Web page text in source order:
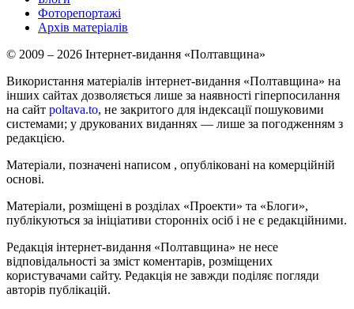
Фоторепортажі
Архів матеріалів
© 2009 – 2026 Інтернет-видання «Полтавщина»
Використання матеріалів інтернет-видання «Полтавщина» на
інших сайтах дозволяється лише за наявності гіперпосилання
на сайт poltava.to, не закритого для індексації пошуковими
системами; у друкованих виданнях — лише за погодженням з
редакцією.
Матеріали, позначені написом , опубліковані на комерційній
основі.
Матеріали, розміщені в розділах «Проекти» та «Блоги»,
публікуються за ініціативи сторонніх осіб і не є редакційними.
Редакція інтернет-видання «Полтавщина» не несе
відповідальності за зміст коментарів, розміщених
користувачами сайту. Редакція не завжди поділяє погляди
авторів публікацій.